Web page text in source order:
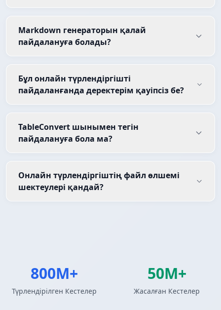
Markdown генераторын қалай
пайдалануға болады?
Бұл онлайн түрлендіргішті
пайдаланғанда деректерім қауіпсіз бе?
TableConvert шынымен тегін
пайдалануға бола ма?
Онлайн түрлендіргіштің файл өлшемі
шектеулері қандай?
800M+
Түрлендірілген Кестелер
50M+
Жасалған Кестелер